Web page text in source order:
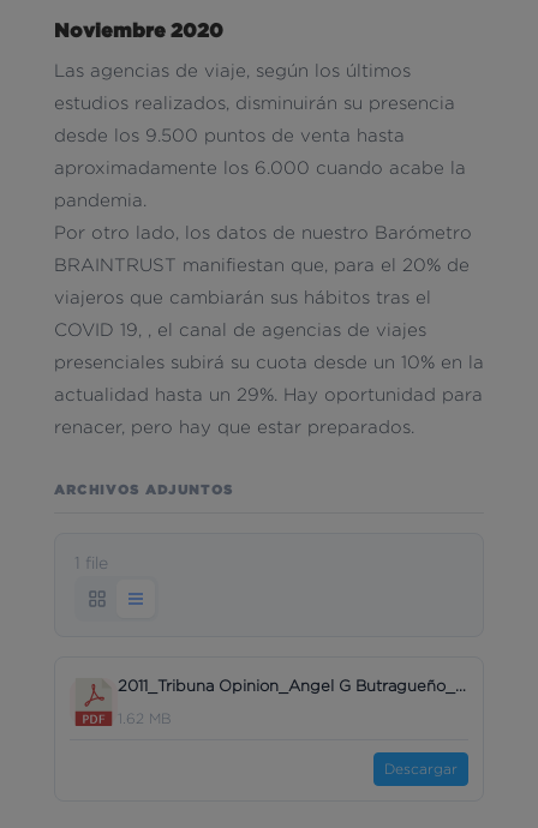
Noviembre 2020
Las agencias de viaje, según los últimos
estudios realizados, disminuirán su presencia
desde los 9.500 puntos de venta hasta
aproximadamente los 6.000 cuando acabe la
pandemia.
Por otro lado, los datos de nuestro Barómetro
BRAINTRUST manifiestan que, para el 20% de
viajeros que cambiarán sus hábitos tras el
COVID 19, , el canal de agencias de viajes
presenciales subirá su cuota desde un 10% en la
actualidad hasta un 29%. Hay oportunidad para
renacer, pero hay que estar preparados.
ARCHIVOS ADJUNTOS
1 file
2011_Tribuna Opinion_Angel G Butragueño_BRAINTRUST_Una oportunidad unica para las agencias de viaje.pdf
1.62 MB
Descargar